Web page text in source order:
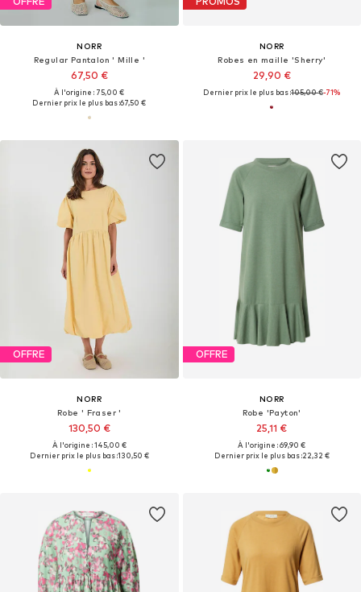
NORR
Regular Pantalon ' Mille '
67,50 €
À l'origine : 75,00 €
Dernier prix le plus bas :67,50 €
NORR
Robes en maille 'Sherry'
29,90 €
Dernier prix le plus bas :105,00 €-71%
OFFRE
NORR
Robe ' Fraser '
130,50 €
À l'origine : 145,00 €
Dernier prix le plus bas :130,50 €
OFFRE
NORR
Robe 'Payton'
25,11 €
À l'origine : 69,90 €
Dernier prix le plus bas :22,32 €